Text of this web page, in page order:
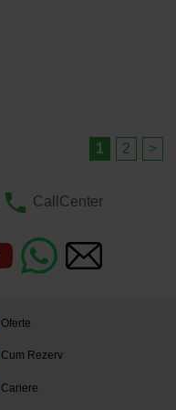
1 2 >
CallCenter
Oferte
Cum Rezerv
Cariere